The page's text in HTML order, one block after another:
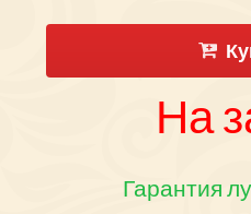
На
Гарантия